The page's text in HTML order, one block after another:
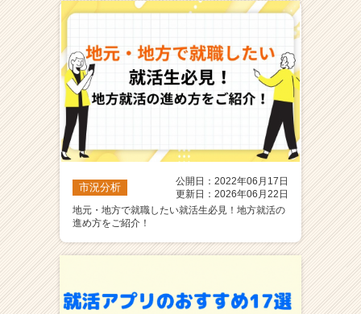
市況分析
公開日：2022年06月17日
更新日：2026年06月22日
地元・地方で就職したい就活生必見！地方就活の
進め方をご紹介！